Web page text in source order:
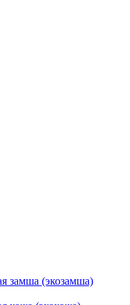
замша (экозамша)